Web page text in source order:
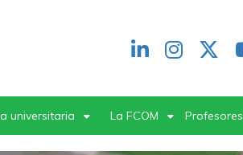
Redes
header
universitaria La FCOM Profesores